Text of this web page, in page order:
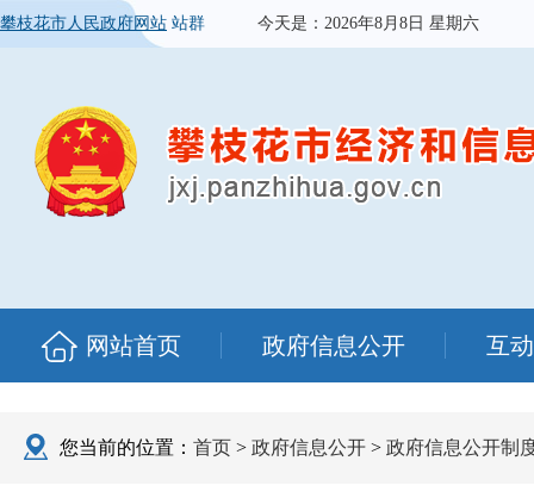
攀枝花市人民政府网站 站群 今天是： 2026年8月8日 星期六
网站首页 政府信息公开 互
您当前的位置： 首页 > 政府信息公开 > 政府信息公开制